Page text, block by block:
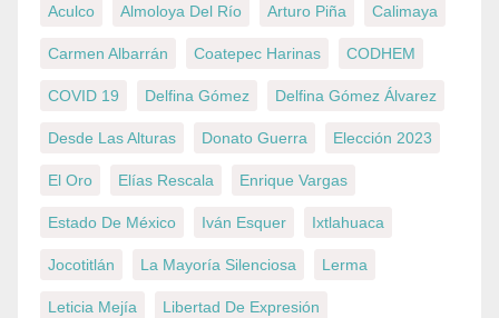
Aculco Almoloya Del Río Arturo Piña Calimaya
Carmen Albarrán Coatepec Harinas CODHEM
COVID 19 Delfina Gómez Delfina Gómez Álvarez
Desde Las Alturas Donato Guerra Elección 2023
El Oro Elías Rescala Enrique Vargas
Estado De México Iván Esquer Ixtlahuaca
Jocotitlán La Mayoría Silenciosa Lerma
Leticia Mejía Libertad De Expresión